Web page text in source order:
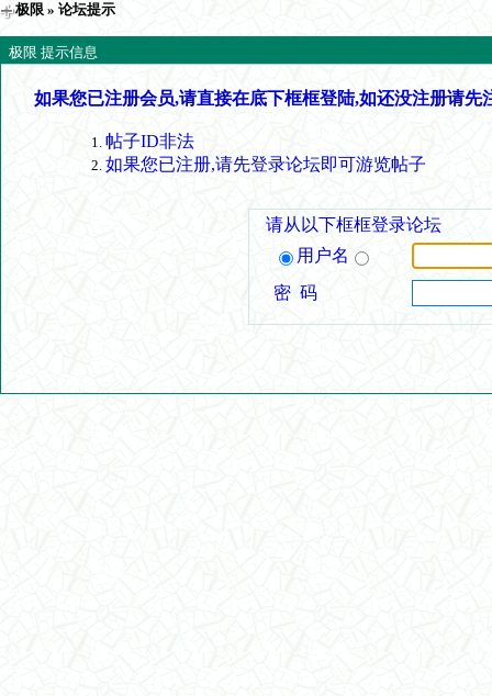
极限 » 论坛提示
极限 提示信息
如果您已注册会员,请直接在底下框框登陆,如还没注册请先
帖子ID非法
如果您已注册,请先登录论坛即可游览帖子
请从以下框框登录论坛
用户名
密 码